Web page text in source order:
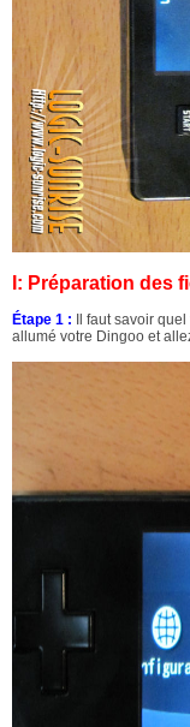
I: Préparation des
Étape 1 :
Il faut savoir
allumé votre Dingoo et